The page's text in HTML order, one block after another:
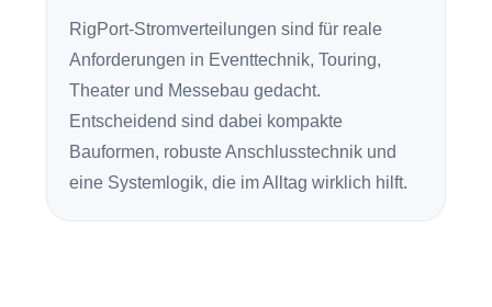
RigPort-Stromverteilungen sind für reale
Anforderungen in Eventtechnik, Touring,
Theater und Messebau gedacht.
Entscheidend sind dabei kompakte
Bauformen, robuste Anschlusstechnik und
eine Systemlogik, die im Alltag wirklich hilft.